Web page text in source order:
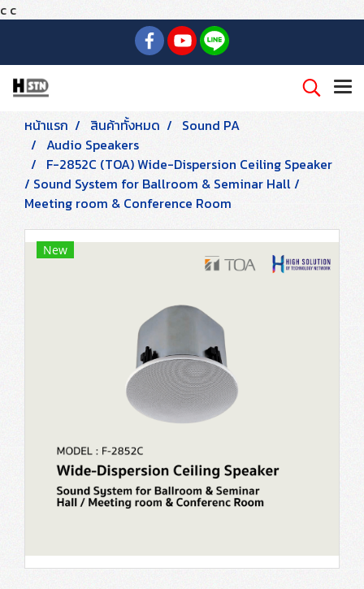
c c
หน้าแรก สินค้าทั้งหมด
Sound PA
Audio Speakers
F-2852C (TOA) Wide-Dispersion Ceiling Speaker
/ Sound System for Ballroom & Seminar Hall /
Meeting room & Conference Room
New